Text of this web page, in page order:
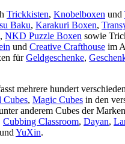
Trickkisten, Knobelboxen und
Baku, Karakuri Boxen,
, NKD Puzzle Boxen sowie
und Creative Crafthouse im
fürGeldgeschenke,
mehrere hundert
Cubes, Magic Cubes in den
anderem Cubes der Marken
Cubbing Classroom, Dayan,
und YuXin.